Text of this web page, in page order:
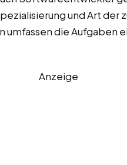
und Art
umfassen die Aufgaben
Anzeige